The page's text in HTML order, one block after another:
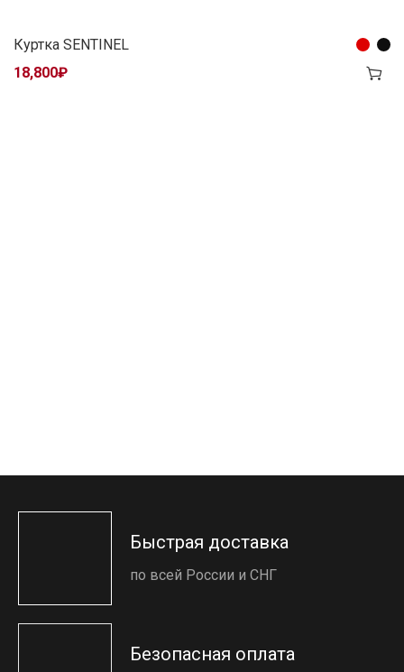
Куртка SENTINEL
18,800₽
Быстрая доставка
по всей России и СНГ
Безопасная оплата